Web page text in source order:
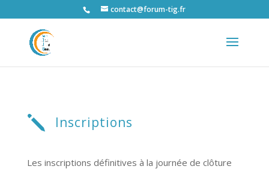
contact@forum-tig.fr
j Inscriptions
Les inscriptions définitives à la journée de clôture